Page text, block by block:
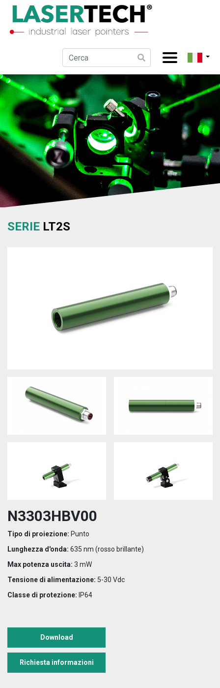
SERIE LT2S
N3303HBV00
Tipo di proiezione: Punto
Lunghezza d'onda: 635 nm (rosso brillante)
Max potenza uscita: 3 mW
Tensione di alimentazione: 5-30 Vdc
Classe di protezione: IP64
Download
Richiesta informazioni